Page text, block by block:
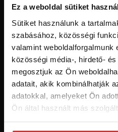
Ez a weboldal sütiket
Sütiket használunk a
szabásához, közösségi
valamint
közösségi média-, hirdető-
megosztjuk az Ön
adatait, akik kombinálhatják
adatokkal, amelyeket Ön
Ön által használt más
Hozzájárulok a személyes
értesítések küldése céljából - 16
ajánlott!